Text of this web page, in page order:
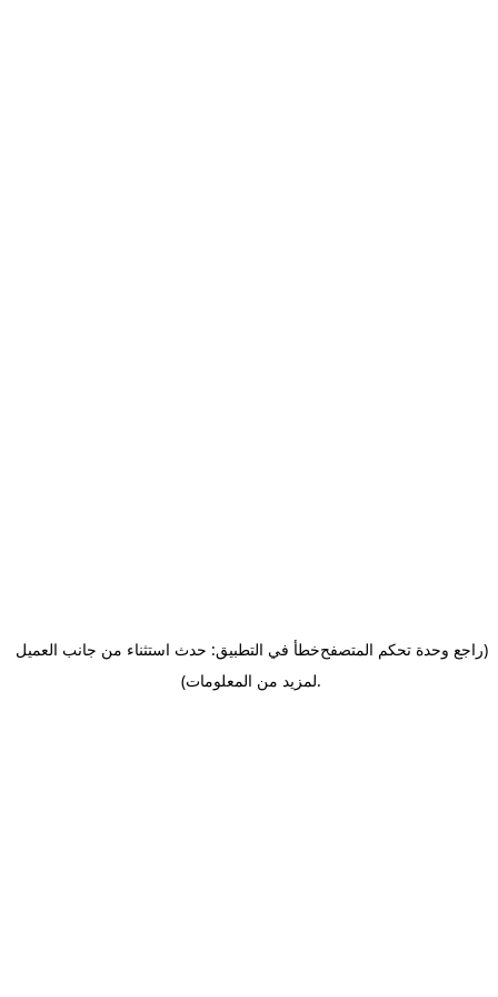
خطأ في التطبيق: حدث استثناء من جانب العميل(راجع وحدة تحكم المتصفح
لمزيد من المعلومات).